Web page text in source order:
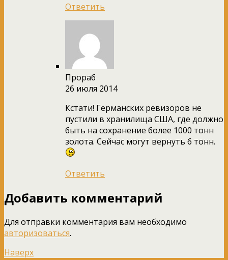
Ответить
Прораб
26 июля 2014
Кстати! Германских ревизоров не
пустили в хранилища США, где должно
быть на сохранение более 1000 тонн
золота. Сейчас могут вернуть 6 тонн.
Ответить
Добавить комментарий
Для отправки комментария вам необходимо
авторизоваться.
Наверх